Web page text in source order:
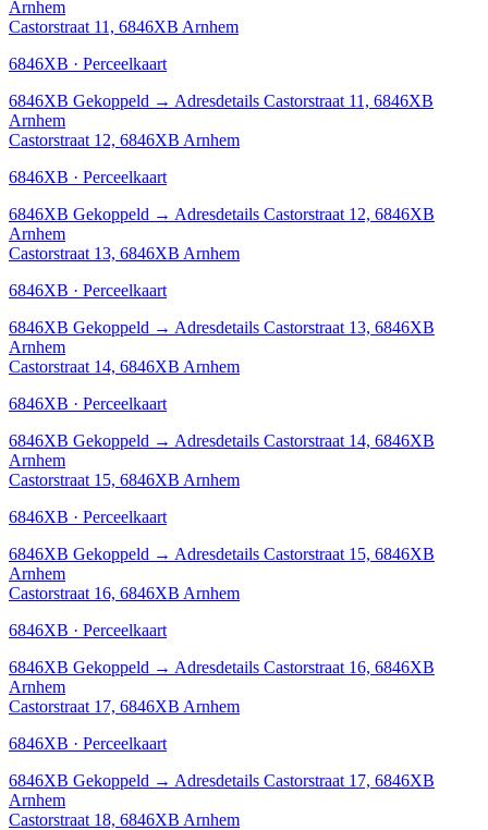
Arnhem
Castorstraat 11, 6846XB Arnhem
6846XB · Perceelkaart
6846XB Gekoppeld → Adresdetails Castorstraat 11, 6846XB
Arnhem
Castorstraat 12, 6846XB Arnhem
6846XB · Perceelkaart
6846XB Gekoppeld → Adresdetails Castorstraat 12, 6846XB
Arnhem
Castorstraat 13, 6846XB Arnhem
6846XB · Perceelkaart
6846XB Gekoppeld → Adresdetails Castorstraat 13, 6846XB
Arnhem
Castorstraat 14, 6846XB Arnhem
6846XB · Perceelkaart
6846XB Gekoppeld → Adresdetails Castorstraat 14, 6846XB
Arnhem
Castorstraat 15, 6846XB Arnhem
6846XB · Perceelkaart
6846XB Gekoppeld → Adresdetails Castorstraat 15, 6846XB
Arnhem
Castorstraat 16, 6846XB Arnhem
6846XB · Perceelkaart
6846XB Gekoppeld → Adresdetails Castorstraat 16, 6846XB
Arnhem
Castorstraat 17, 6846XB Arnhem
6846XB · Perceelkaart
6846XB Gekoppeld → Adresdetails Castorstraat 17, 6846XB
Arnhem
Castorstraat 18, 6846XB Arnhem